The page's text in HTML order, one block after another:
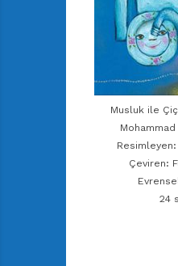
Musluk ile
Çeviren:
Evrensel
24